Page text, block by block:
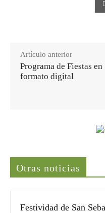
Artículo anterior
Programa de Fiestas en
formato digital
Otras noticias
Festividad de San